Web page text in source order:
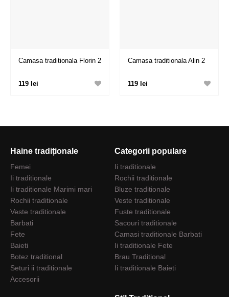
Camasa traditionala Florin 2
119 lei
Camasa traditionala Alin 2
119 lei
Haine tradiționale
Femei
Ii traditionale
Ii traditionale Marimi mari
Rochii traditionale
Veste traditionale
Barbati
Fete
Baieti
Botez traditional
Seturi ii traditionale
Accesorii
Categorii populare
Ii traditionale
Rochii traditionale
Bluze traditionale
Veste traditionale
Fuste traditionale
Sacouri traditionale
Camasi traditionale Barbati
Ii traditionale Fete
Brau Traditional
Ii traditionale Baieti